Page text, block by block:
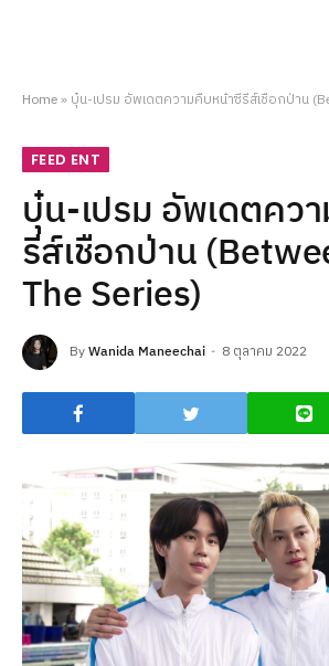
Home» บุ๋น-เปรม อัพเดตความคืบหน้าซีรีส์เชือกป่าน
FEED ENT
บุ๋น-เปรม อัพเดตคว
รีส์เชือกป่าน
The Series)
ByWanida Maneechai 8 ตุลาคม 2022